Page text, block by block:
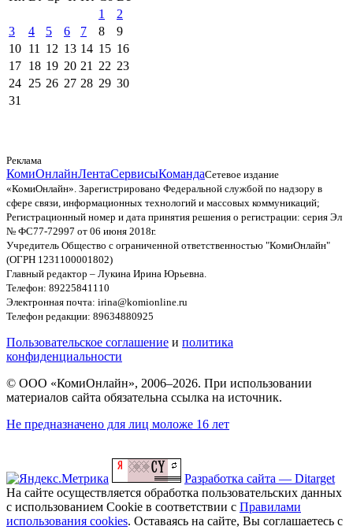
1
2
3
4 5 6 7 8
9
10 11 12 13 14 15 16
17 18 19 20 21 22 23
24 25 26 27 28 29 30
31
Реклама
КомиОнлайнЛентаСервисыКомандаСетевое издание
«КомиОнлайн». Зарегистрировано Федеральной службой по надзору в
сфере связи, информационных технологий и массовых коммуникаций;
Регистрационный номер и дата принятия решения о регистрации: серия Эл
№ ФС77-72997 от 06 июня 2018г.
Учредитель Общество с ограниченной ответственностью "КомиОнлайн"
(ОГРН 1231100001802)
Главный редактор – Лукина Ирина Юрьевна.
Телефон: 89225841110
Электронная почта: irina@komionline.ru
Телефон редакции: 89634880925
Пользовательское соглашение и политика
конфиденциальности
© ООО «КомиОнлайн», 2006–2026. При использовании
материалов сайта обязательна ссылка на источник.
Не предназначено для лиц моложе 16 лет
Разработка сайта — Ditarget
На сайте осуществляется обработка пользовательских данных
с использованием Cookie в соответствии с Правилами
использования cookies. Оставаясь на сайте, Вы соглашаетесь с